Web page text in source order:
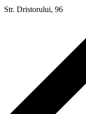
Str. Dristorului, 96